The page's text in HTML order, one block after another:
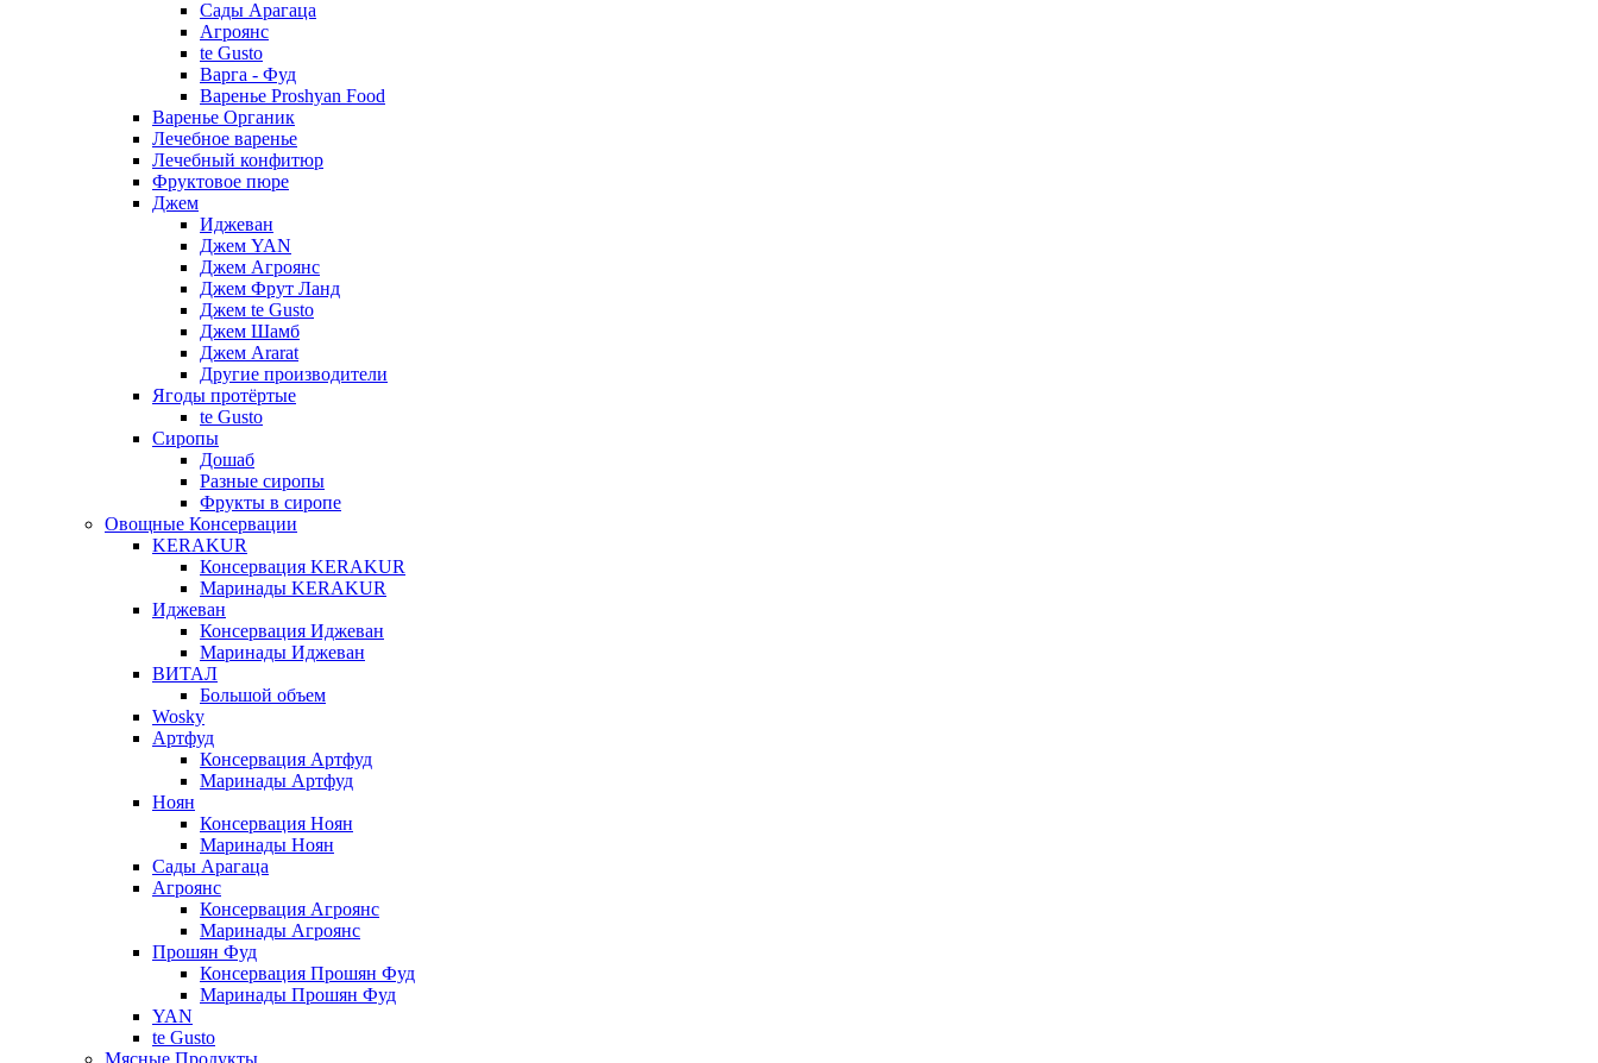
Сады Арагаца
Агроянс
te Gusto
Варга - Фуд
Варенье Proshyan Food
Варенье Органик
Лечебное варенье
Лечебный конфитюр
Фруктовое пюре
Джем
Иджеван
Джем YAN
Джем Агроянс
Джем Фрут Ланд
Джем te Gusto
Джем Шамб
Джем Ararat
Другие производители
Ягоды протёртые
te Gusto
Сиропы
Дошаб
Разные сиропы
Фрукты в сиропе
Овощные Консервации
KERAKUR
Консервация KERAKUR
Маринады KERAKUR
Иджеван
Консервация Иджеван
Маринады Иджеван
ВИТАЛ
Большой объем
Wosky
Артфуд
Консервация Артфуд
Маринады Артфуд
Ноян
Консервация Ноян
Маринады Ноян
Сады Арагаца
Агроянс
Консервация Агроянс
Маринады Агроянс
Прошян Фуд
Консервация Прошян Фуд
Маринады Прошян Фуд
YAN
te Gusto
Мясные Продукты